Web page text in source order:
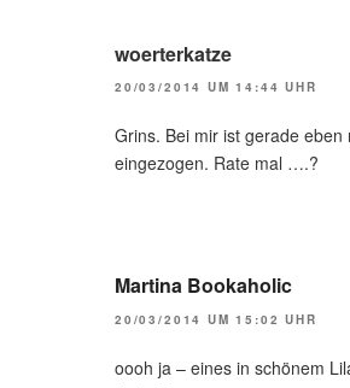
woerterkatze
20/03/2014 UM 14:44 UHR
Grins. Bei mir ist gerade eben
eingezogen. Rate mal ….?
Martina Bookaholic
20/03/2014 UM 15:02 UHR
oooh ja – eines in schönem